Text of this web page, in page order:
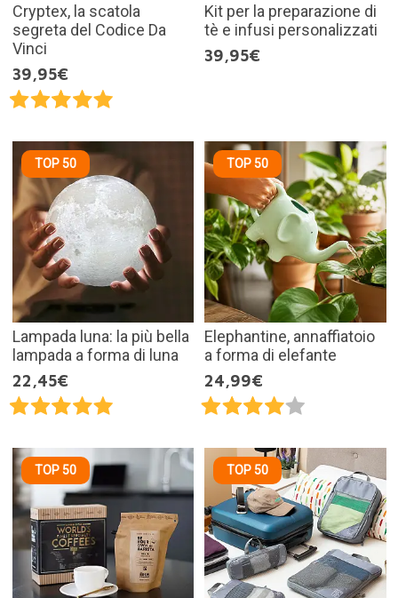
Cryptex, la scatola
segreta del Codice Da
Vinci
39,95€
Kit per la preparazione di
tè e infusi personalizzati
39,95€
TOP 50
Lampada luna: la più bella
lampada a forma di luna
22,45€
TOP 50
Elephantine, annaffiatoio
a forma di elefante
24,99€
TOP 50 TOP 50